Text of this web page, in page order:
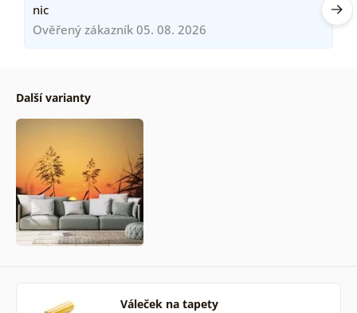
nic
Ověřený zákazník 05. 08. 2026
Další varianty
Váleček na tapety